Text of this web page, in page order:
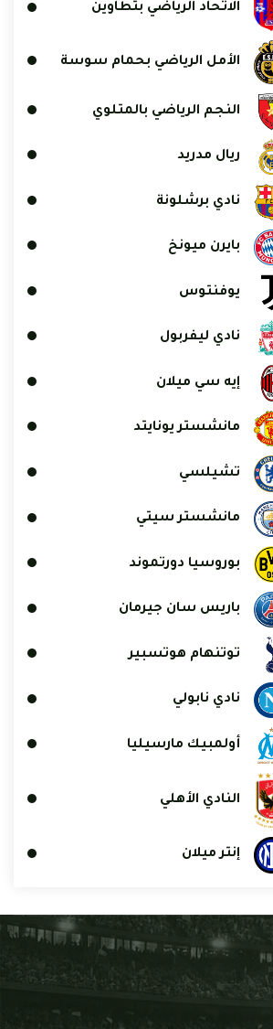
الاتحاد الرياضي بتطاوين
الأمل الرياضي بحمام سوسة
النجم الرياضي بالمتلوي
ريال مدريد
نادي برشلونة
بايرن ميونخ
يوفنتوس
نادي ليفربول
إيه سي ميلان
مانشستر يونايتد
تشيلسي
مانشستر سيتي
بوروسيا دورتموند
باريس سان جيرمان
توتنهام هوتسبير
نادي نابولي
أولمبيك مارسيليا
النادي الأهلي
إنتر ميلان